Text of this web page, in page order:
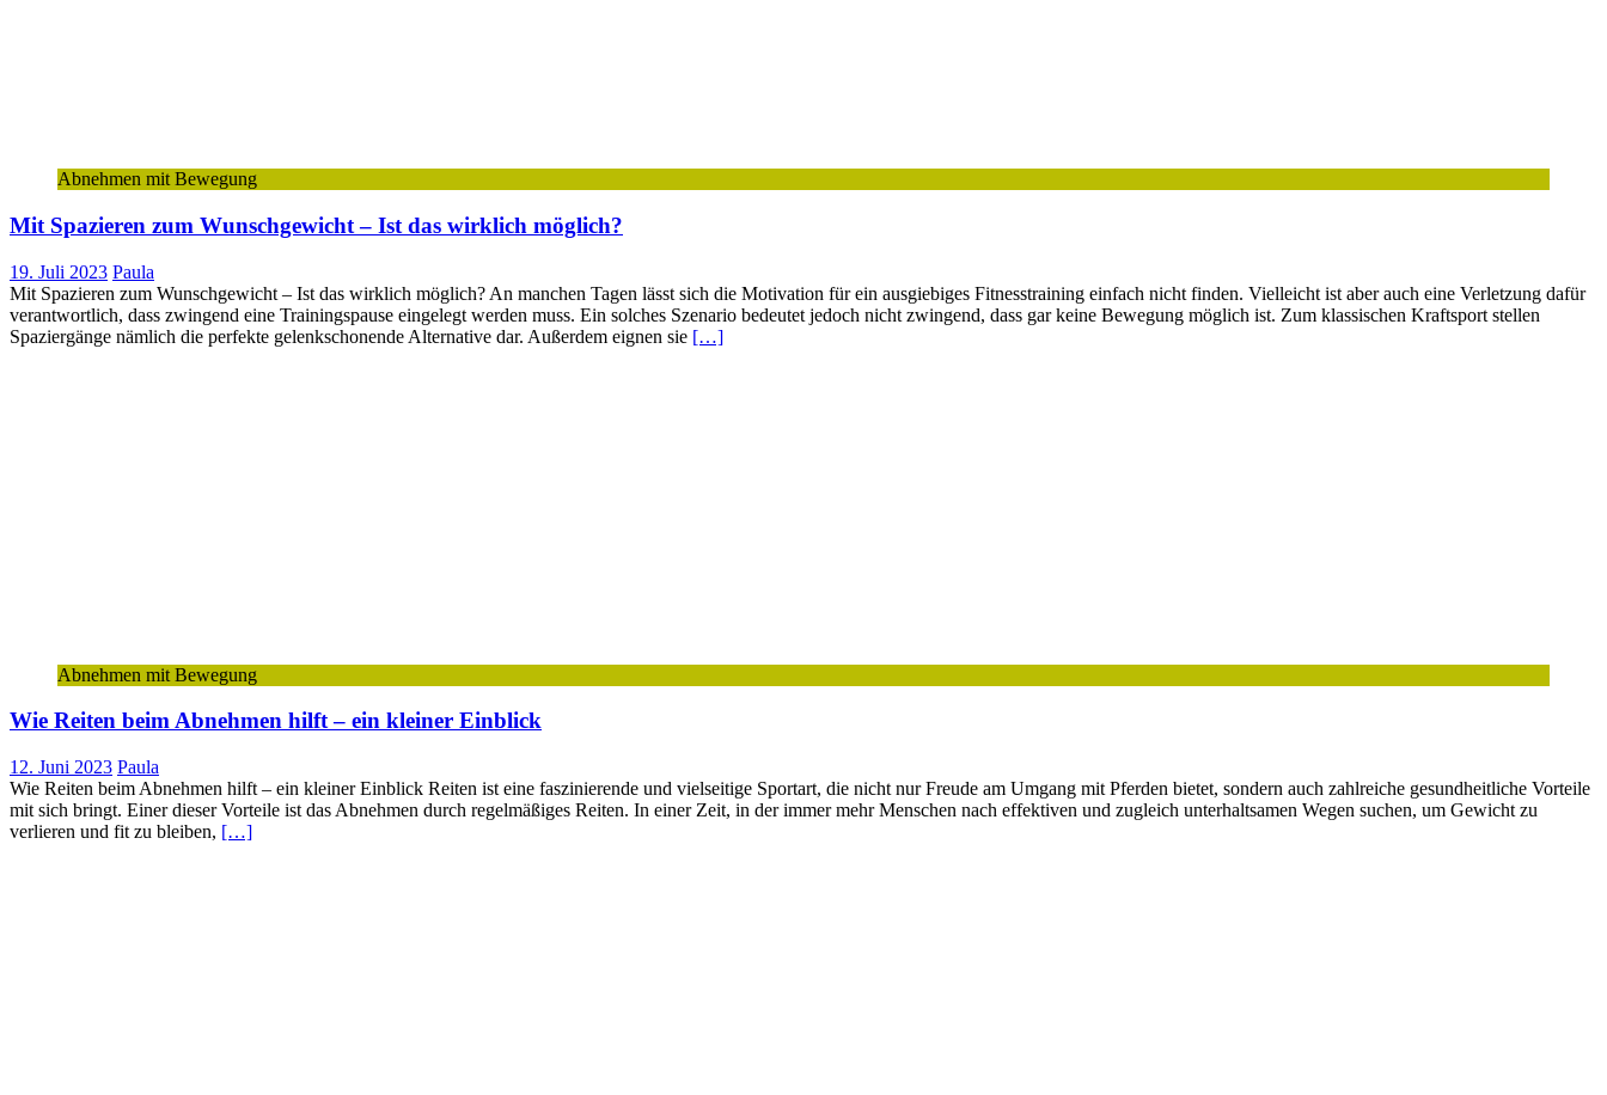
Abnehmen mit Bewegung
Mit Spazieren zum Wunschgewicht – Ist das wirklich möglich?
19. Juli 2023 Paula
Mit Spazieren zum Wunschgewicht – Ist das wirklich möglich? An manchen Tagen lässt sich die Motivation für ein ausgiebiges Fitnesstraining einfach nicht finden. Vielleicht ist aber auch eine Verletzung dafür
verantwortlich, dass zwingend eine Trainingspause eingelegt werden muss. Ein solches Szenario bedeutet jedoch nicht zwingend, dass gar keine Bewegung möglich ist. Zum klassischen Kraftsport stellen
Spaziergänge nämlich die perfekte gelenkschonende Alternative dar. Außerdem eignen sie […]
Abnehmen mit Bewegung
Wie Reiten beim Abnehmen hilft – ein kleiner Einblick
12. Juni 2023 Paula
Wie Reiten beim Abnehmen hilft – ein kleiner Einblick Reiten ist eine faszinierende und vielseitige Sportart, die nicht nur Freude am Umgang mit Pferden bietet, sondern auch zahlreiche gesundheitliche Vorteile
mit sich bringt. Einer dieser Vorteile ist das Abnehmen durch regelmäßiges Reiten. In einer Zeit, in der immer mehr Menschen nach effektiven und zugleich unterhaltsamen Wegen suchen, um Gewicht zu
verlieren und fit zu bleiben, […]